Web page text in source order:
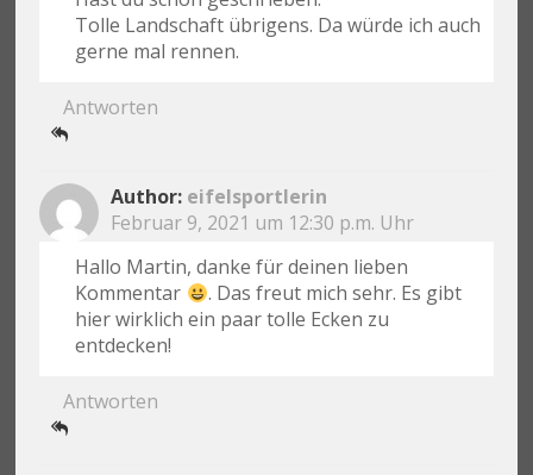
Tolle Landschaft übrigens. Da würde ich auch
gerne mal rennen.
Antworten
eifelsportlerin
Februar 9, 2021 um 12:30 p.m. Uhr
Hallo Martin, danke für deinen lieben
Kommentar
. Das freut mich sehr. Es gibt
hier wirklich ein paar tolle Ecken zu
entdecken!
Antworten